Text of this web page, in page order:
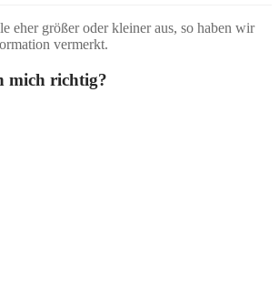
eher größer oder kleiner aus, so haben wir
vermerkt.
mich richtig?